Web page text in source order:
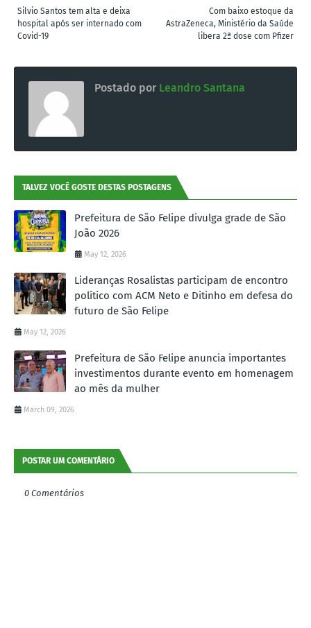
Com baixo estoque da
AstraZeneca, Ministério da Saúde
libera 2ª dose com Pfizer
Silvio Santos tem alta e deixa
hospital após ser internado com
Covid-19
Postado por Leandro Santana
TALVEZ VOCÊ GOSTE DESTAS POSTAGENS
Prefeitura de São Felipe divulga grade de São
João 2026
May 12, 2026
Lideranças Rosalistas participam de encontro
político com ACM Neto e Ditinho em defesa do
futuro de São Felipe
May 12, 2026
Prefeitura de São Felipe anuncia importantes
investimentos durante evento em homenagem
ao mês da mulher
March 09, 2026
POSTAR UM COMENTÁRIO
0 Comentários